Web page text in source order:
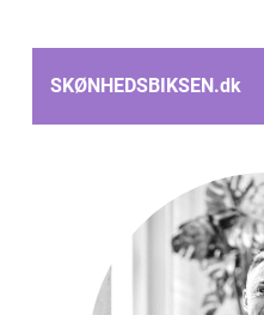
SKØNHEDSBIKSEN.dk